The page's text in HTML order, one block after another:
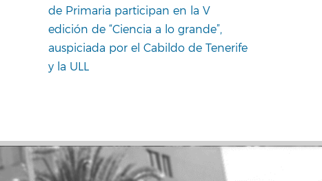
de Primaria participan en la V
edición de “Ciencia a lo grande”,
auspiciada por el Cabildo de Tenerife
y la ULL